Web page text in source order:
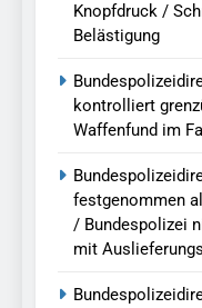
Knopfdruck /
Belästigung
kontrolliert
Waffenfund im
festgenommen
/ Bundespolizei
mit